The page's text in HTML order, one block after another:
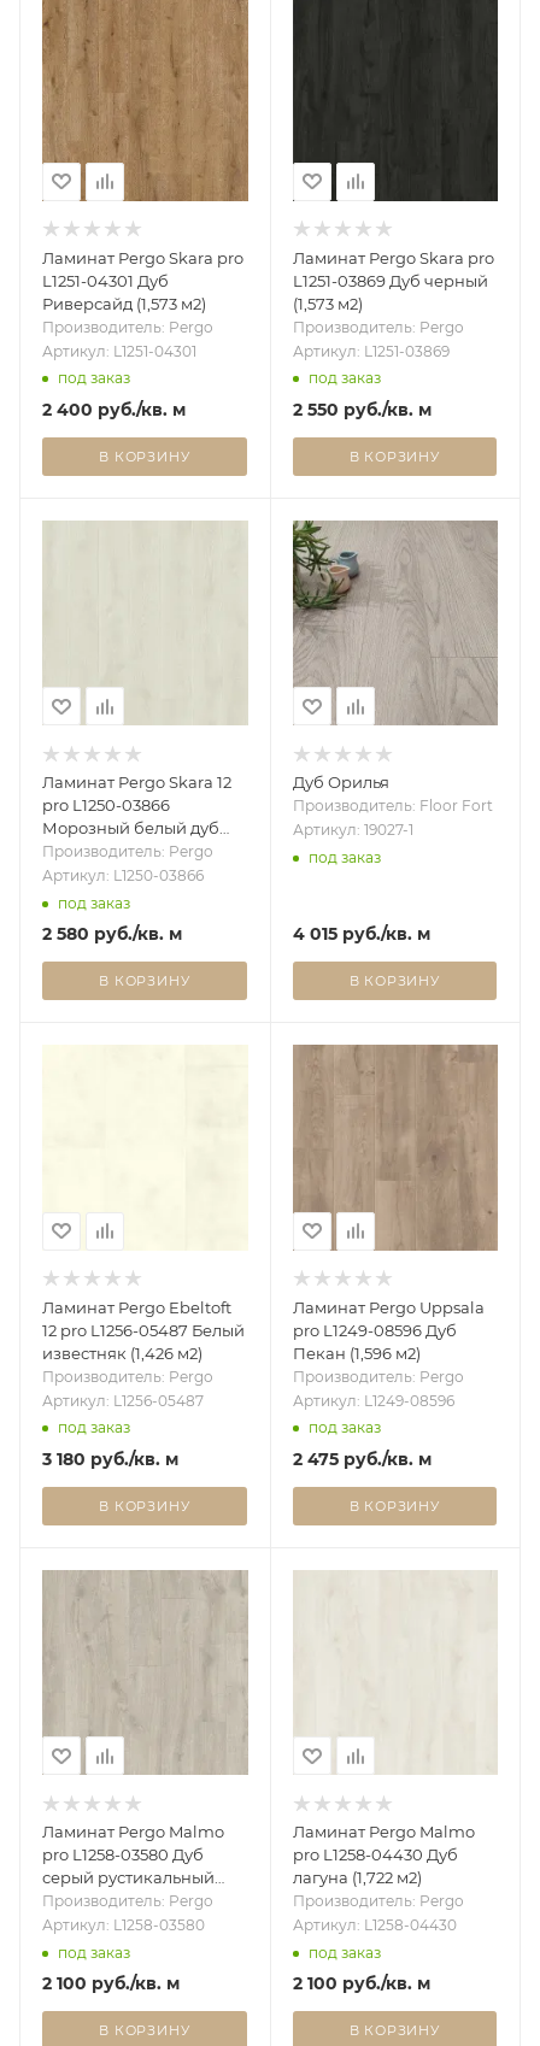
Ламинат Pergo Skara pro
L1251-04301 Дуб
Риверсайд (1,573 м2)
Производитель: Pergo
Артикул: L1251-04301
под заказ
2 400 руб./кв. м
В КОРЗИНУ
Ламинат Pergo Skara pro
L1251-03869 Дуб черный
(1,573 м2)
Производитель: Pergo
Артикул: L1251-03869
под заказ
2 550 руб./кв. м
В КОРЗИНУ
Ламинат Pergo Skara 12
pro L1250-03866
Морозный белый дуб
(1,311 м2)
Производитель: Pergo
Артикул: L1250-03866
под заказ
2 580 руб./кв. м
В КОРЗИНУ
Дуб Орилья
Производитель: Floor Fort
Артикул: 19027-1
под заказ
4 015руб./кв. м
В КОРЗИНУ
Ламинат Pergo Ebeltoft
12 pro L1256-05487 Белый
известняк (1,426 м2)
Производитель: Pergo
Артикул: L1256-05487
под заказ
3 180 руб./кв. м
В КОРЗИНУ
Ламинат Pergo Uppsala
pro L1249-08596 Дуб
Пекан (1,596 м2)
Производитель: Pergo
Артикул: L1249-08596
под заказ
2 475руб./кв. м
В КОРЗИНУ
Ламинат Pergo Malmo
pro L1258-03580 Дуб
серый рустикальный
(1,722 м2)
Производитель: Pergo
Артикул: L1258-03580
под заказ
2 100 руб./кв. м
В КОРЗИНУ
Ламинат Pergo Malmo
pro L1258-04430 Дуб
лагуна (1,722 м2)
Производитель: Pergo
Артикул: L1258-04430
под заказ
2 100 руб./кв. м
В КОРЗИНУ